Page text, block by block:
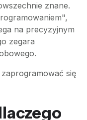
znane.
na precyzyjnym
zegara
się